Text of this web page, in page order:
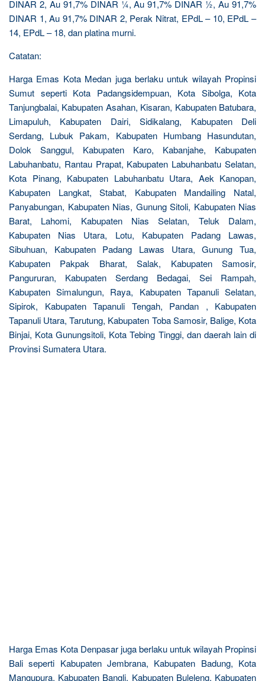
DINAR 2, Au 91,7% DINAR ¼, Au 91,7% DINAR ½, Au 91,7%
DINAR 1, Au 91,7% DINAR 2, Perak Nitrat, EPdL – 10, EPdL –
14, EPdL – 18, dan platina murni.
Catatan:
Harga Emas Kota Medan juga berlaku untuk wilayah Propinsi
Sumut seperti Kota Padangsidempuan, Kota Sibolga, Kota
Tanjungbalai, Kabupaten Asahan, Kisaran, Kabupaten Batubara,
Limapuluh, Kabupaten Dairi, Sidikalang, Kabupaten Deli
Serdang, Lubuk Pakam, Kabupaten Humbang Hasundutan,
Dolok Sanggul, Kabupaten Karo, Kabanjahe, Kabupaten
Labuhanbatu, Rantau Prapat, Kabupaten Labuhanbatu Selatan,
Kota Pinang, Kabupaten Labuhanbatu Utara, Aek Kanopan,
Kabupaten Langkat, Stabat, Kabupaten Mandailing Natal,
Panyabungan, Kabupaten Nias, Gunung Sitoli, Kabupaten Nias
Barat, Lahomi, Kabupaten Nias Selatan, Teluk Dalam,
Kabupaten Nias Utara, Lotu, Kabupaten Padang Lawas,
Sibuhuan, Kabupaten Padang Lawas Utara, Gunung Tua,
Kabupaten Pakpak Bharat, Salak, Kabupaten Samosir,
Pangururan, Kabupaten Serdang Bedagai, Sei Rampah,
Kabupaten Simalungun, Raya, Kabupaten Tapanuli Selatan,
Sipirok, Kabupaten Tapanuli Tengah, Pandan , Kabupaten
Tapanuli Utara, Tarutung, Kabupaten Toba Samosir, Balige, Kota
Binjai, Kota Gunungsitoli, Kota Tebing Tinggi, dan daerah lain di
Provinsi Sumatera Utara.
Harga Emas Kota Denpasar juga berlaku untuk wilayah Propinsi
Bali seperti Kabupaten Jembrana, Kabupaten Badung, Kota
Mangupura, Kabupaten Bangli, Kabupaten Buleleng, Kabupaten